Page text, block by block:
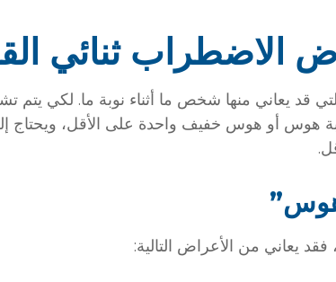
الاضطراب ثنائي
قد يعاني منها شخص ما أثناء نوبة ما. لكي
هوس أو هوس خفيف واحدة على الأقل، ويحتاج
يعاني من الأعراض التالية: